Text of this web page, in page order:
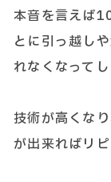
本音を言えば
とに引っ越し
れなくなって
技術が高くな
が出来ればリ